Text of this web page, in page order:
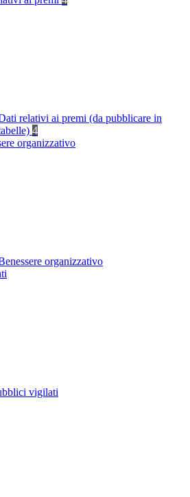
relativi ai premi (da pubblicare in
4
organizzativo
organizzativo
vigilati